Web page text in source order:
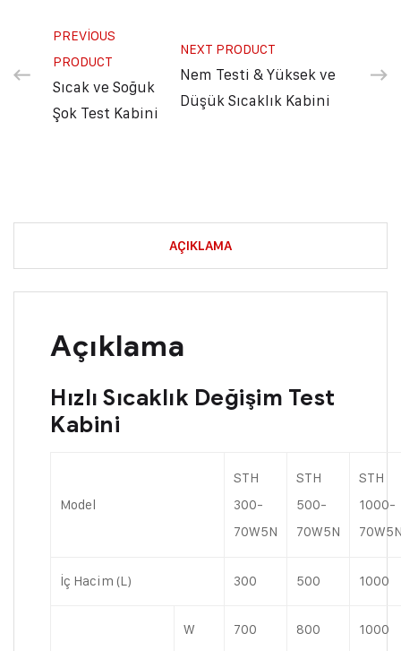
PREVIOUS
PRODUCT
Sıcak ve Soğuk
Şok Test Kabini
NEXT PRODUCT
Nem Testi & Yüksek ve
Düşük Sıcaklık Kabini
AÇIKLAMA
Açıklama
Hızlı Sıcaklık Değişim Test
Kabini
Model
STH
300-
70W5N
STH
500-
70W5N
STH
1000-
İç Hacim (L) 300 500 1000
W 700 800 1000